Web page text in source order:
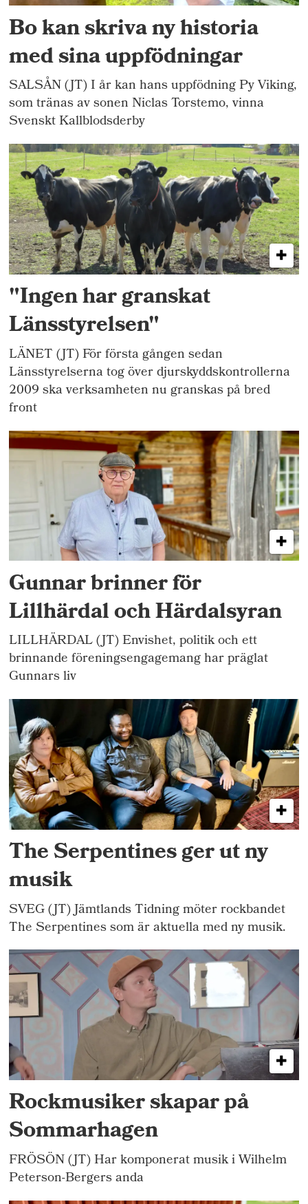
Bo kan skriva ny historia
med sina uppfödningar
SALSÅN (JT) I år kan hans uppfödning Py Viking,
som tränas av sonen Niclas Torstemo, vinna
Svenskt Kallblodsderby
"Ingen har granskat
Länsstyrelsen"
LÄNET (JT) För första gången sedan
Länsstyrelserna tog över djurskyddskontrollerna
2009 ska verksamheten nu granskas på bred
front
Gunnar brinner för
Lillhärdal och Härdalsyran
LILLHÄRDAL (JT) Envishet, politik och ett
brinnande föreningsengagemang har präglat
Gunnars liv
The Serpentines ger ut ny
musik
SVEG (JT) Jämtlands Tidning möter rockbandet
The Serpentines som är aktuella med ny musik.
Rockmusiker skapar på
Sommarhagen
FRÖSÖN (JT) Har komponerat musik i Wilhelm
Peterson-Bergers anda